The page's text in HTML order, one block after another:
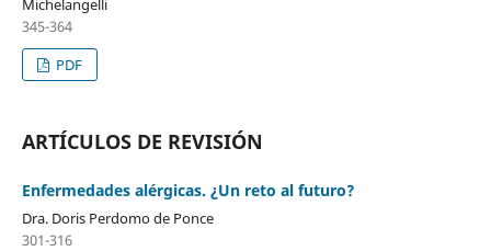
Michelangelli
345-364
PDF
ARTÍCULOS DE REVISIÓN
Enfermedades alérgicas. ¿Un reto al futuro?
Dra. Doris Perdomo de Ponce
301-316